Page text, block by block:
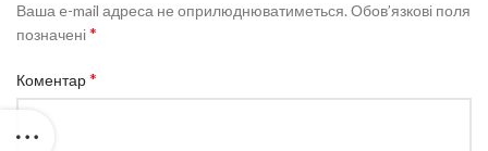
Ваша e-mail адреса не оприлюднюватиметься. Обов’язкові поля
позначені*
Коментар*